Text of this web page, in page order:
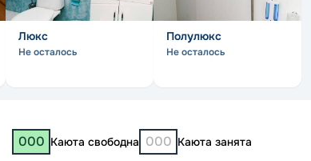
Люкс
Не осталось
Полулюкс
Не осталось
000 Каюта свободна 000 Каюта занята